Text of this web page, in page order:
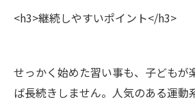
<h3>継続しやすいポイント</h3>
せっかく始めた習い事も、子どもが
ば長続きしません。人気のある運動